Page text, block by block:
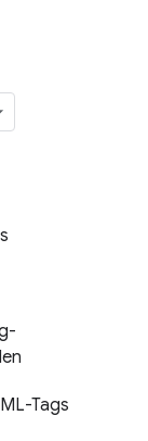
Tags